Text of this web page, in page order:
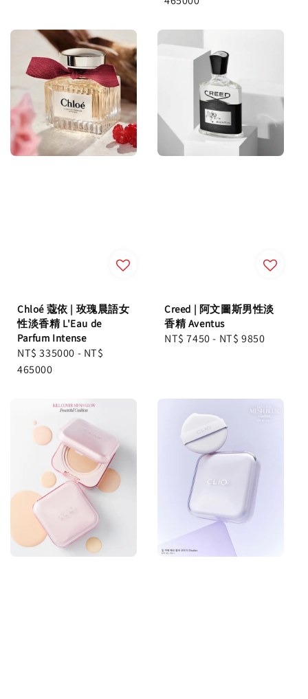
Chloé 蔻依 | 玫瑰晨語女
性淡香精 L'Eau de
Parfum Intense
Regular
price
NT$ 335000 - NT$
465000
Creed | 阿文圖斯男性淡
香精 Aventus
Regular
NT$ 7450- NT$ 9850